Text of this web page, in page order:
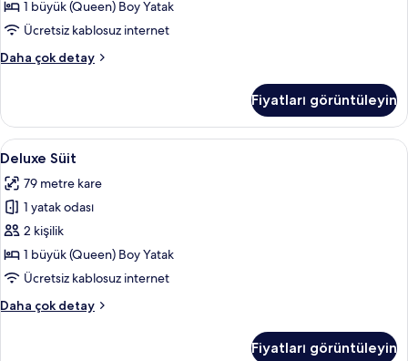
1 büyük (Queen) Boy Yatak
Ücretsiz kablosuz internet
Daha çok detay
Superior
fazla
detay
Fiyatları görüntüleyin
Deluxe
Süit
için
tüm
fotoğrafları
görün
Ses yalıtımı, ücretsiz kablosuz
4
Deluxe Süit
79 metre kare
1 yatak odası
2 kişilik
1 büyük (Queen) Boy Yatak
Ücretsiz kablosuz internet
Daha çok detay
Deluxe
Fiyatları görüntüleyin